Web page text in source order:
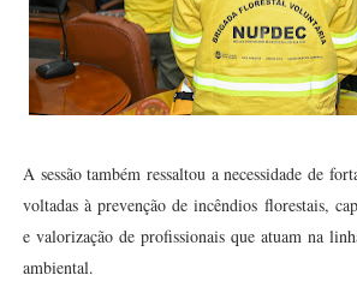
A sessão também ressaltou a necessidade de
voltadas à prevenção de incêndios florestais,
e valorização de profissionais que atuam na
ambiental.